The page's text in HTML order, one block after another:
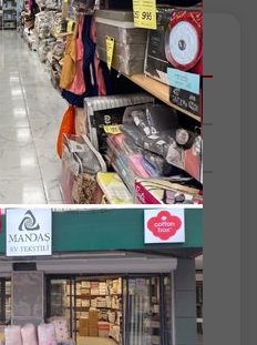
LASTİKLİ,
Battal Çift Kişilik
çarşafın yatağı